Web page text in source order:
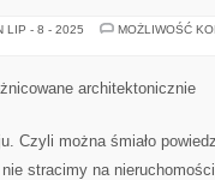
LIP - 8 - 2025
MOŻLIWOŚĆ
architektonicznie
Czyli można śmiało
stracimy na